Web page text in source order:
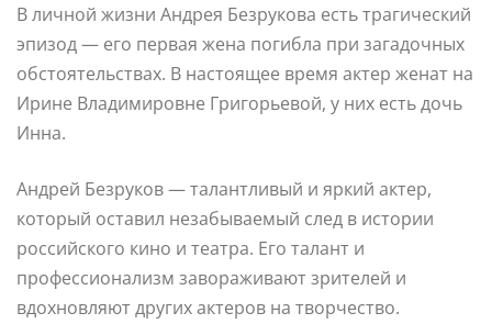
В личной жизни Андрея Безрукова есть трагический
эпизод — его первая жена погибла при загадочных
обстоятельствах. В настоящее время актер женат на
Ирине Владимировне Григорьевой, у них есть дочь
Инна.
Андрей Безруков — талантливый и яркий актер,
который оставил незабываемый след в истории
российского кино и театра. Его талант и
профессионализм завораживают зрителей и
вдохновляют других актеров на творчество.